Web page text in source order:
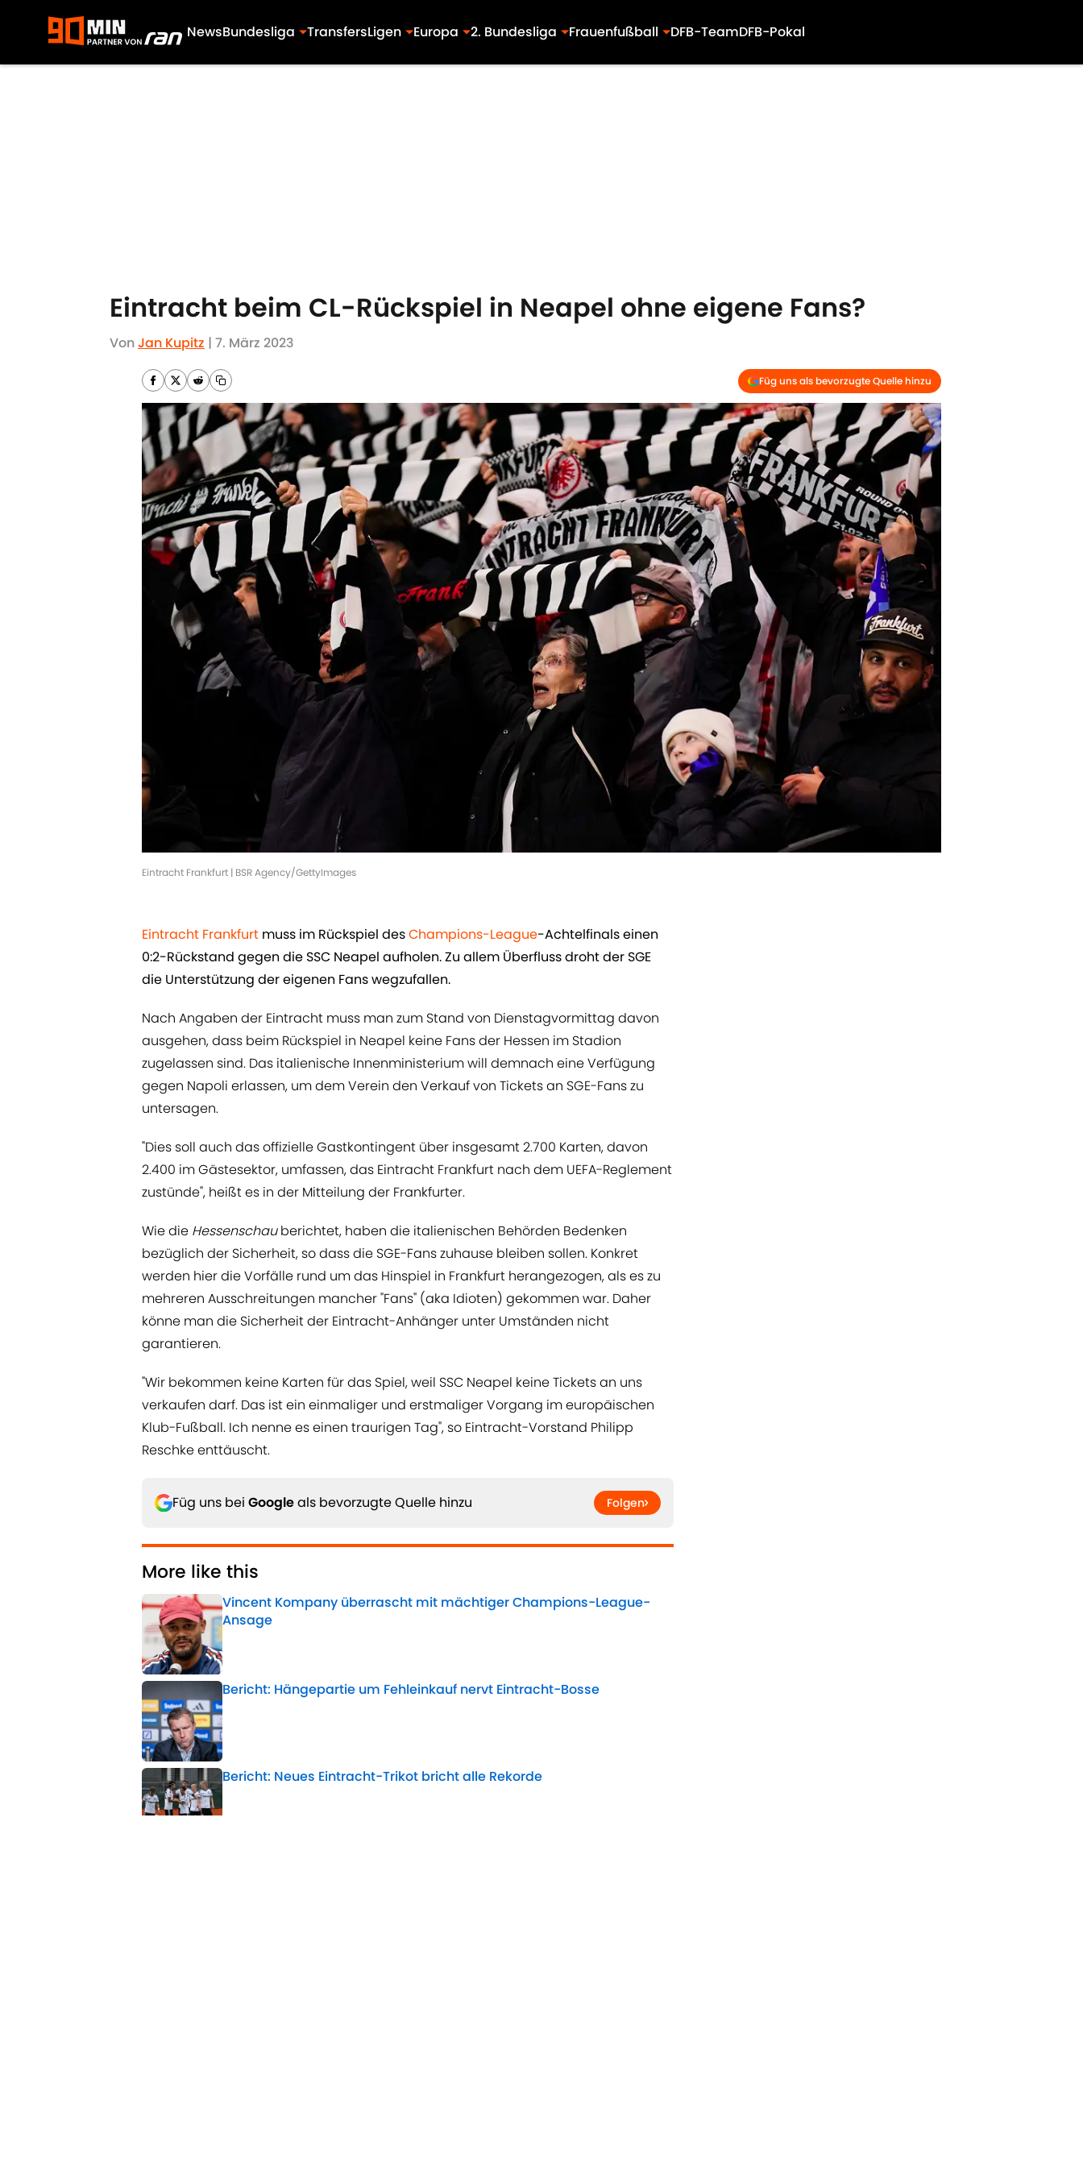
NewsBundesliga TransfersLigen Europa 2. Bundesliga Frauenfußball DFB-TeamDFB-Pokal
Eintracht beim CL-Rückspiel in Neapel ohne eigene Fans?
VonJan Kupitz | 7. März 2023
Füg uns als bevorzugte Quelle hinzu
Eintracht Frankfurt | BSR Agency/GettyImages
Eintracht Frankfurt muss im Rückspiel desChampions-League-Achtelfinals einen
0:2-Rückstand gegen die SSC Neapel aufholen. Zu allem Überfluss droht der SGE
die Unterstützung der eigenen Fans wegzufallen.
Nach Angaben der Eintracht muss man zum Stand von Dienstagvormittag davon
ausgehen, dass beim Rückspiel in Neapel keine Fans der Hessen im Stadion
zugelassen sind. Das italienische Innenministerium will demnach eine Verfügung
gegen Napoli erlassen, um dem Verein den Verkauf von Tickets an SGE-Fans zu
untersagen.
"Dies soll auch das offizielle Gastkontingent über insgesamt 2.700 Karten, davon
2.400 im Gästesektor, umfassen, das Eintracht Frankfurt nach dem UEFA-Reglement
zustünde", heißt es in der Mitteilung der Frankfurter.
Wie die Hessenschauberichtet, haben die italienischen Behörden Bedenken
bezüglich der Sicherheit, so dass die SGE-Fans zuhause bleiben sollen. Konkret
werden hier die Vorfälle rund um das Hinspiel in Frankfurt herangezogen, als es zu
mehreren Ausschreitungen mancher "Fans" (aka Idioten) gekommen war. Daher
könne man die Sicherheit der Eintracht-Anhänger unter Umständen nicht
garantieren.
"Wir bekommen keine Karten für das Spiel, weil SSC Neapel keine Tickets an uns
verkaufen darf. Das ist ein einmaliger und erstmaliger Vorgang im europäischen
Klub-Fußball. Ich nenne es einen traurigen Tag", so Eintracht-Vorstand Philipp
Reschke enttäuscht.
Füg uns bei Googleals bevorzugte Quelle hinzu Folgen
More like this
Vincent Kompany überrascht mit mächtiger Champions-League-
Ansage
Published by on Invalid Date
Bericht: Hängepartie um Fehleinkauf nervt Eintracht-Bosse
Published by on Invalid Date
Bericht: Neues Eintracht-Trikot bricht alle Rekorde